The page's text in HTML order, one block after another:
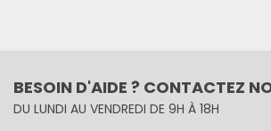
BESOIN D'AIDE ? CONTACTEZ
DU LUNDI AU VENDREDI DE 9H À 18H